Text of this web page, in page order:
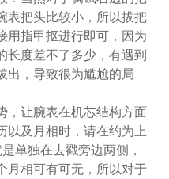
表把头比较小，所以拔把
用指甲抠进行即可，因为
长度差不了多少，有遇到
出，导致很为尴尬的局
，让腕表在机芯结构方面
以及月相时，请在约为上
单独在去戳旁边两侧，
月相可有可无，所以对于